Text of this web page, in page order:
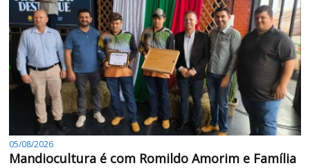
05/08/2026
Mandiocultura é com Romildo Amorim e Família